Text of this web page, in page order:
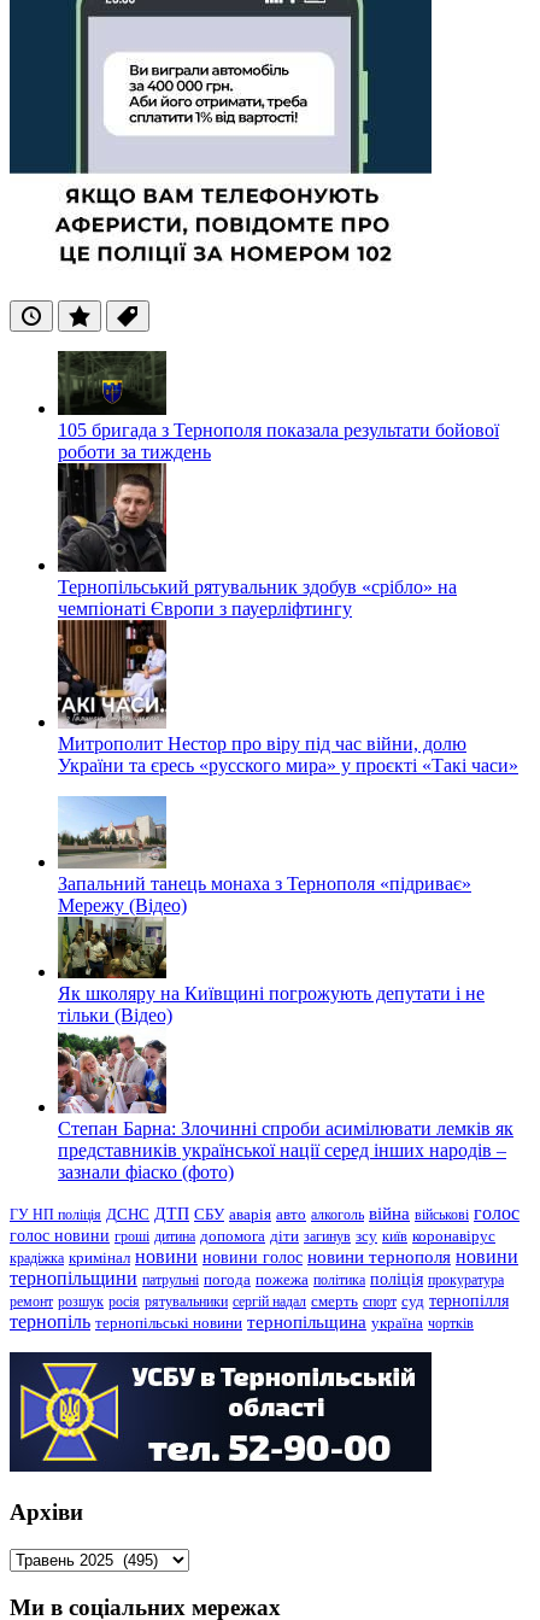
ОстанніПопулярні
Теги
105 бригада з Тернополя показала результати бойової
роботи за тиждень
Тернопільський рятувальник здобув «срібло» на
чемпіонаті Європи з пауерліфтингу
Митрополит Нестор про віру під час війни, долю
України та єресь «русского мира» у проєкті «Такі часи»
Запальний танець монаха з Тернополя «підриває»
Мережу (Відео)
Як школяру на Київщині погрожують депутати і не
тільки (Відео)
Степан Барна: Злочинні спроби асимілювати лемків як
представників української нації серед інших народів –
зазнали фіаско (фото)
ГУ НП поліція ДСНС ДТП СБУ аварія авто алкоголь війна військові голос
голос новини гроші дитина допомога діти загинув зсу київ коронавірус
крадіжка кримінал новини новини голос новини тернополя новини
тернопільщини патрульні погода пожежа політика поліція прокуратура
ремонт розшук росія рятувальники сергій надал смерть спорт суд тернопілля
тернопіль тернопільські новини тернопільщина україна чортків
Архіви
Архіви
Ми в соціальних мережах